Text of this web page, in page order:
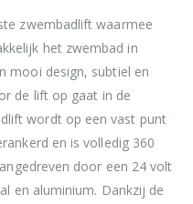
zwembadlift waarmee
het zwembad in
mooi design, subtiel en
de lift op gaat in de
wordt op een vast punt
en is volledig 360
door een 24 volt
en aluminium. Dankzij de